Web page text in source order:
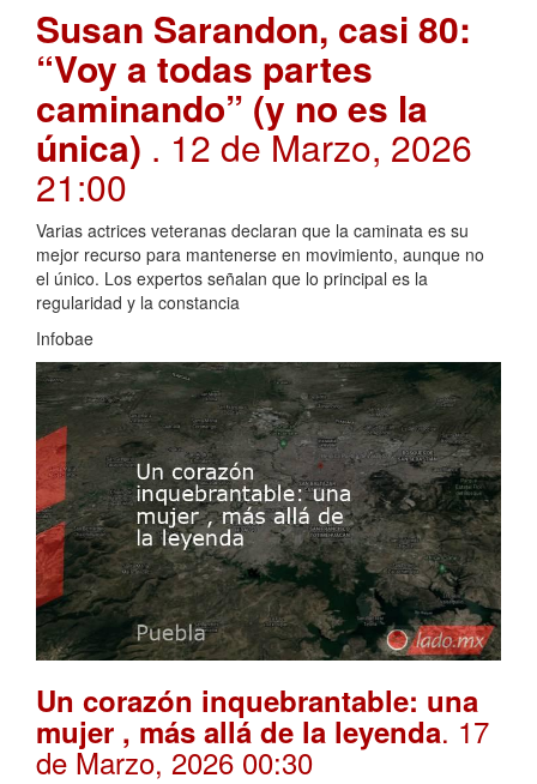
Susan Sarandon, casi 80:
“Voy a todas partes
caminando” (y no es la
única) . 12 de Marzo, 2026
21:00
Varias actrices veteranas declaran que la caminata es su
mejor recurso para mantenerse en movimiento, aunque no
el único. Los expertos señalan que lo principal es la
regularidad y la constancia
Infobae
Un corazón inquebrantable: una
mujer , más allá de la leyenda. 17
de Marzo, 2026 00:30